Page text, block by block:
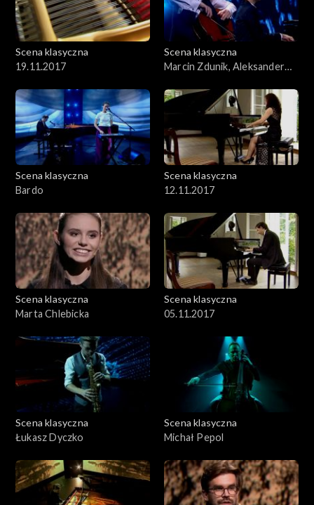
Scena klasyczna
19.11.2017
Scena klasyczna
Marcin Zdunik, Aleksander
Scena klasyczna
Bardo
Scena klasyczna
12.11.2017
Scena klasyczna
Marta Chlebicka
Scena klasyczna
05.11.2017
Scena klasyczna
Łukasz Dyczko
Scena klasyczna
Michał Pepol